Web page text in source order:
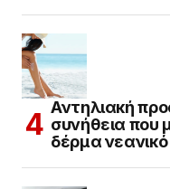
Αντηλιακή
συνήθεια που
δέρμα νεανικό